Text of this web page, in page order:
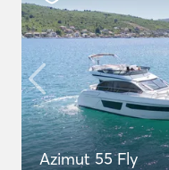
Azimut 55 Fly